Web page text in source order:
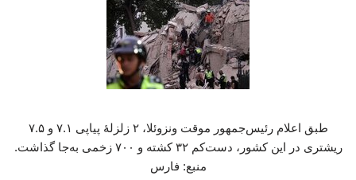
طبق اعلام رئیس‌جمهور موقت ونزوئلا، ۲ زلزلهٔ پیاپی ۷.۱ و ۷.۵
ریشتری در این کشور، دست‌کم ۳۲ کشته و ۷۰۰ زخمی به‌جا گذاشت.
منبع: فارس